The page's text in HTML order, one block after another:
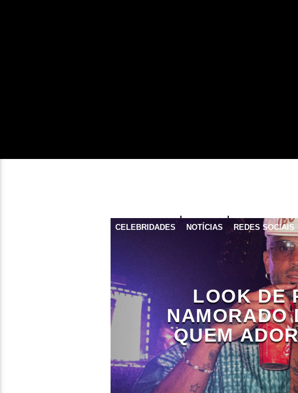
CELEBRIDADES NOTÍCIAS REDES SOCIAIS
LOOK DE
NAMORADO
QUEM